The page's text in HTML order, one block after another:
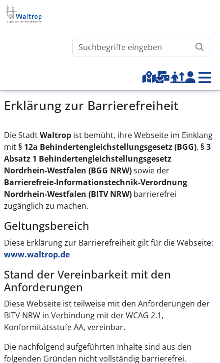
Direkt zum Inhalt
Waltrop.de durchsuchen
Top-Menu
Erklärung zur Barrierefreiheit
Die StadtWaltrop ist bemüht, ihre Webseite im Einklang
mit§ 12a Behindertengleichstellungsgesetz (BGG), § 3
Absatz 1 Behindertengleichstellungsgesetz
Nordrhein-Westfalen (BGG NRW)sowie der
Barrierefreie-Informationstechnik-Verordnung
Nordrhein-Westfalen (BITV NRW) barrierefrei
zugänglich zu machen.
Geltungsbereich
Diese Erklärung zur Barrierefreiheit gilt für die Webseite:
www.waltrop.de
Stand der Vereinbarkeit mit den
Anforderungen
Diese Webseite ist teilweise mit den Anforderungen der
BITV NRW in Verbindung mit der WCAG 2.1,
Konformitätsstufe AA, vereinbar.
Die nachfolgend aufgeführten Inhalte sind aus den
folgenden Gründen nicht vollständig barrierefrei.